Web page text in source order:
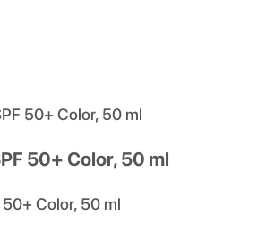
50+ Color, 50 ml
50+ Color, 50 ml